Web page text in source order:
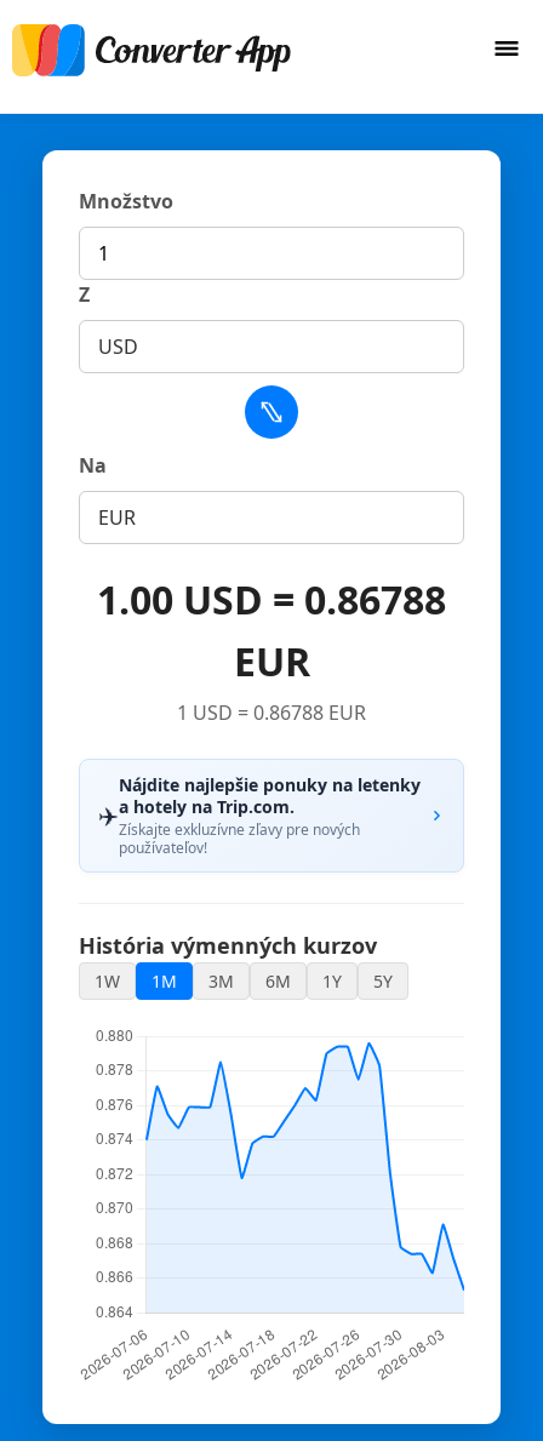
Množstvo
Z
USD
Na
EUR
1.00 USD = 0.86788
EUR
1 USD = 0.86788 EUR
✈️
Nájdite najlepšie ponuky na letenky
a hotely na Trip.com.
Získajte exkluzívne zľavy pre nových
používateľov!
História výmenných kurzov
1W 1M 3M 6M 1Y 5Y